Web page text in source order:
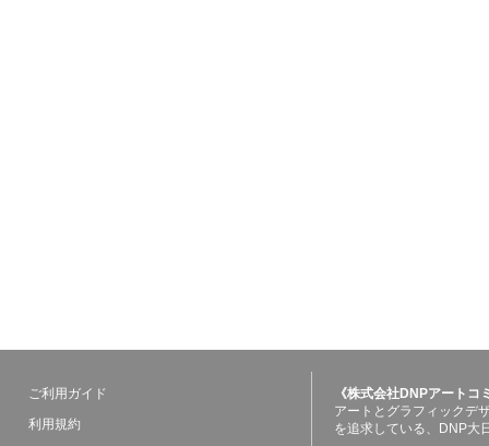
ご利用ガイド
利用規約
《株式会社DNPアート
アートとグラフィックデ
を追求している、DNP大